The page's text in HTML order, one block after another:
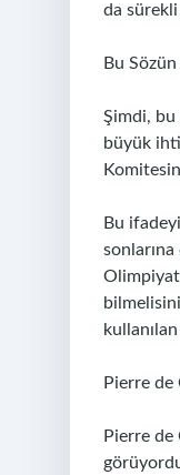
da
Bu
Şimdi, bu
büyük
Bu
Pierre de
Pierre